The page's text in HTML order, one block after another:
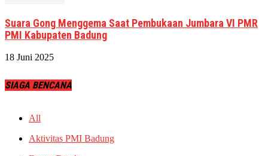
Suara Gong Menggema Saat Pembukaan Jumbara VI PMR
PMI Kabupaten Badung
18 Juni 2025
SIAGA BENCANA
All
Aktivitas PMI Badung